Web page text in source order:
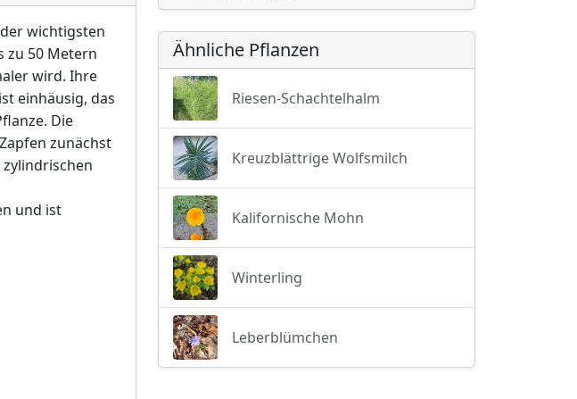
wichtigsten
zu 50 Metern
wird. Ihre
einhäusig, das
Die
zunächst
und ist
Ähnliche Pflanzen
Riesen-Schachtelhalm
Kreuzblättrige Wolfsmilch
Kalifornische Mohn
Winterling
Leberblümchen